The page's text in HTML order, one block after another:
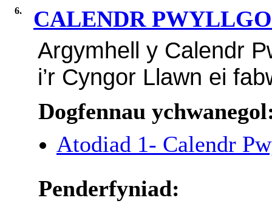
6. CALENDR
Argymhell y Calendr
i’r Cyngor Llawn ei
Dogfennau
Atodiad 1- Calendr
Penderfyniad: